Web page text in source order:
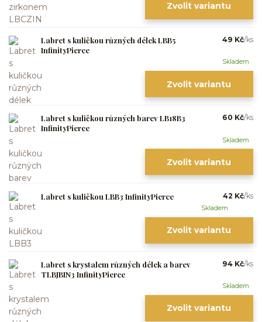
Zvolit variantu
Labret s kuličkou různých délek LBB5
InfinityPierce
49 Kč/ks
Skladem
Zvolit variantu
Labret s kuličkou různých barev LB18B3
InfinityPierce
60 Kč/ks
Skladem
Zvolit variantu
Labret s kuličkou LBB3 InfinityPierce 42 Kč/ks
Skladem
Zvolit variantu
Labret s krystalem různých délek a barev
TLBJBIN3 InfinityPierce
94 Kč/ks
Skladem
Zvolit variantu